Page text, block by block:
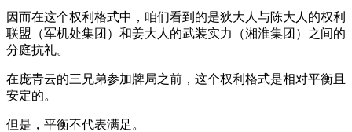
因而在这个权利格式中，咱们看到的是狄大人与陈大人的权利
联盟（军机处集团）和姜大人的武装实力（湘淮集团）之间的
分庭抗礼。
在庞青云的三兄弟参加牌局之前，这个权利格式是相对平衡且
安定的。
但是，平衡不代表满足。